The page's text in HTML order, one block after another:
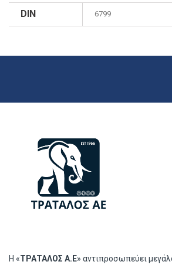
DIN 6799
Η «ΤΡΑΤΑΛΟΣ Α.Ε» αντιπροσωπεύει